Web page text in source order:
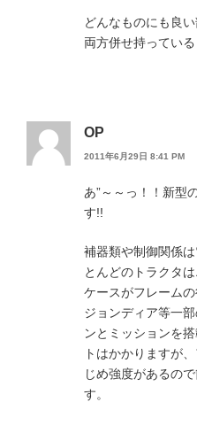
どんなものにも良
両方併せ持ってい
OP
2011年6月29日 8:41 PM
あ”～～っ！！新型
す!!
補器類や制御関係
とんどのトラクタ
ケースがフレームの
ジョンディア等一
ンとミッションを
トはかかりますが
じめ強度があるの
す。